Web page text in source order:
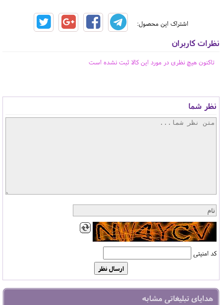
اشتراک این محصول:
نظرات کاربران
تاکنون هیچ نظری در مورد این کالا ثبت نشده است
نظر شما
کد امنیتی
هدایای تبلیغاتی مشابه